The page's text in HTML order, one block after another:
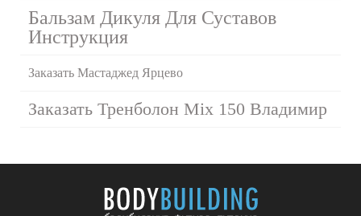
Бальзам Дикуля Для Суставов
Инструкция
Заказать Мастаджед Ярцево
Заказать Тренболон Mix 150 Владимир